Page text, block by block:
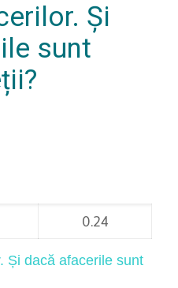
Și
sunt
0.24
Și dacă afacerile sunt